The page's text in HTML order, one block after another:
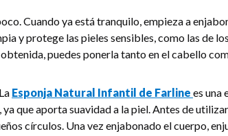
Cuando ya está tranquilo, empieza a
y protege las pieles sensibles, como las de
puedes ponerla tanto en el cabello
Esponja Natural Infantil de Farline es una
que aporta suavidad a la piel. Antes de
círculos. Una vez enjabonado el cuerpo,